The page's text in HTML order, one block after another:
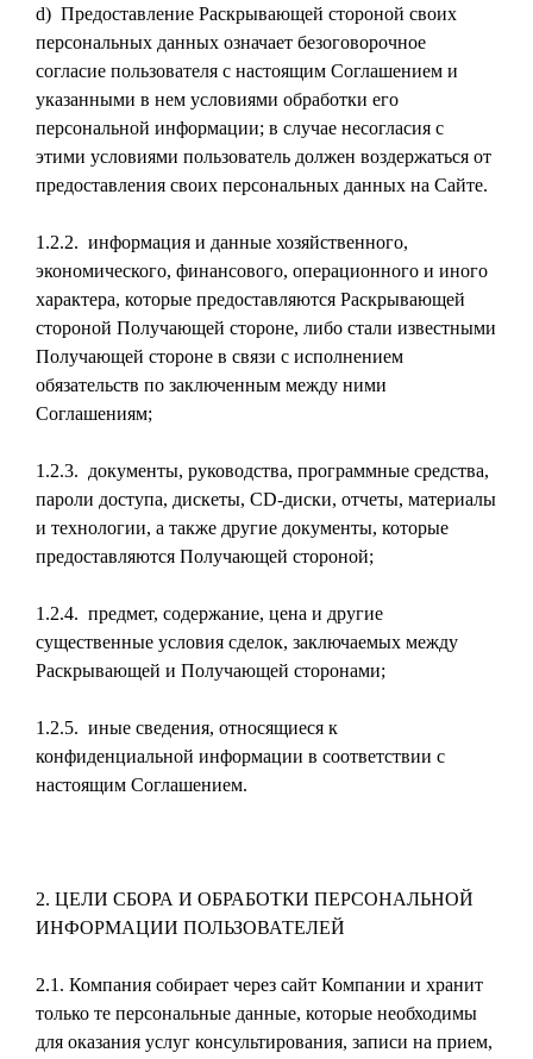
d) Предоставление Раскрывающей стороной своих
персональных данных означает безоговорочное
согласие пользователя с настоящим Соглашением и
указанными в нем условиями обработки его
персональной информации; в случае несогласия с
этими условиями пользователь должен воздержаться от
предоставления своих персональных данных на Сайте.
1.2.2. информация и данные хозяйственного,
экономического, финансового, операционного и иного
характера, которые предоставляются Раскрывающей
стороной Получающей стороне, либо стали известными
Получающей стороне в связи с исполнением
обязательств по заключенным между ними
Соглашениям;
1.2.3. документы, руководства, программные средства,
пароли доступа, дискеты, CD-диски, отчеты, материалы
и технологии, а также другие документы, которые
предоставляются Получающей стороной;
1.2.4. предмет, содержание, цена и другие
существенные условия сделок, заключаемых между
Раскрывающей и Получающей сторонами;
1.2.5. иные сведения, относящиеся к
конфиденциальной информации в соответствии с
настоящим Соглашением.
2. ЦЕЛИ СБОРА И ОБРАБОТКИ ПЕРСОНАЛЬНОЙ
ИНФОРМАЦИИ ПОЛЬЗОВАТЕЛЕЙ
2.1. Компания собирает через сайт Компании и хранит
только те персональные данные, которые необходимы
для оказания услуг консультирования, записи на прием,